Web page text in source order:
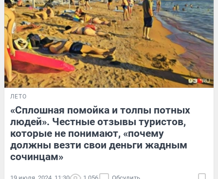
ЛЕТО
«Сплошная помойка и толпы потных
людей». Честные отзывы туристов,
которые не понимают, «почему
должны везти свои деньги жадным
сочинцам»